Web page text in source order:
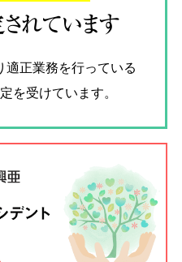
れています
適正業務を行っている
を受けています。